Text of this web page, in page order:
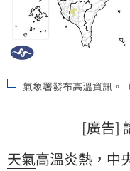
氣象署發布高溫資訊。
[廣告]
天氣高溫炎熱，中